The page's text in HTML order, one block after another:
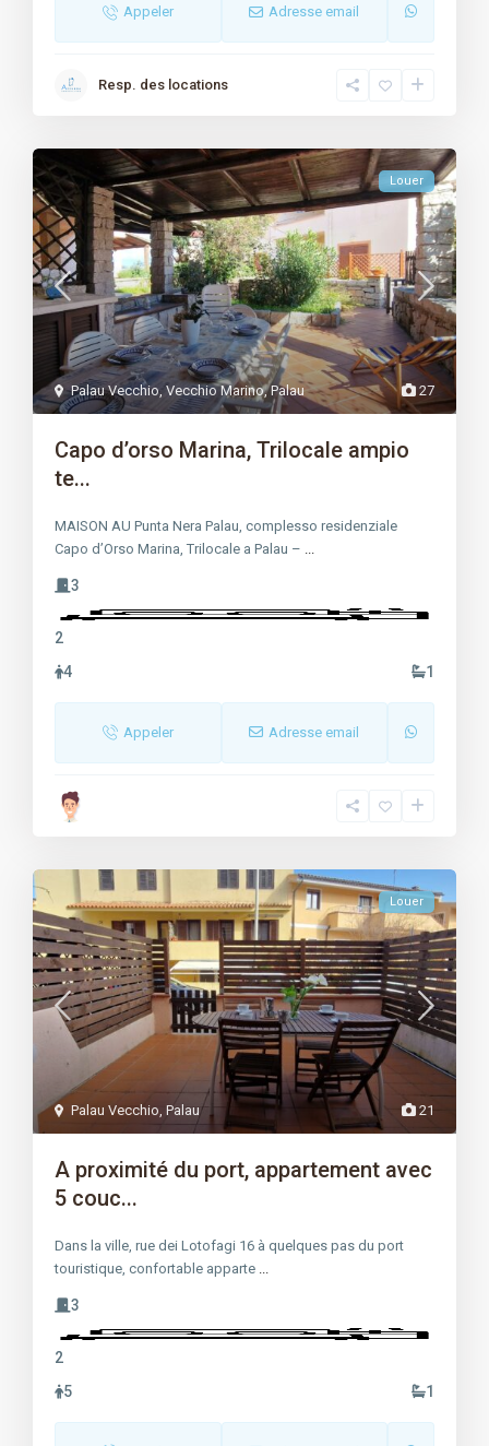
Appeler Adresse email
Resp. des locations
27
Palau Vecchio ,Vecchio Marino,Palau
Louer
Capo d’orso Marina, Trilocale ampio
te...
MAISON AU Punta Nera Palau, complesso residenziale
Capo d’Orso Marina, Trilocale a Palau –
3
2
4
1
Appeler Adresse email
21
Palau Vecchio ,Palau
Louer
A proximité du port, appartement avec
5 couc...
Dans la ville, rue dei Lotofagi 16 à quelques pas du port
touristique, confortable apparte
3
2
5
1